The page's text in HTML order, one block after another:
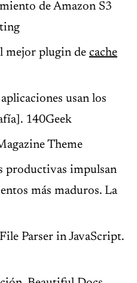
de Amazon S3
mejor plugin de cache
usan los
140Geek
Theme
productivas impulsan
más maduros. La
Parser in JavaScript.